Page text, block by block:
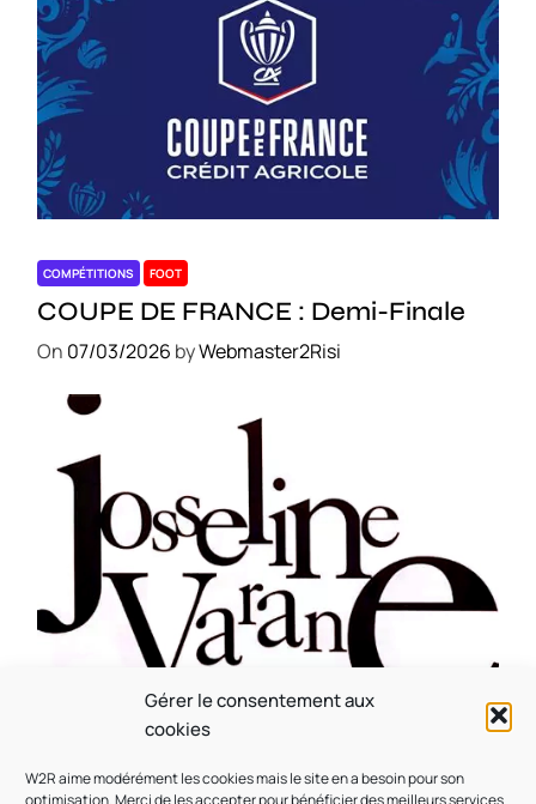
Gérer le consentement aux
cookies
W2R aime modérément les cookies mais le site en a besoin pour son
optimisation. Merci de les accepter pour bénéficier des meilleurs services
COMPÉTITIONS FOOT
COUPE DE FRANCE : Demi-Finale
On 07/03/2026 byWebmaster2Risi
MUSICALE
Souvenir : 1996
On05/03/2026byWebmaster2Risi